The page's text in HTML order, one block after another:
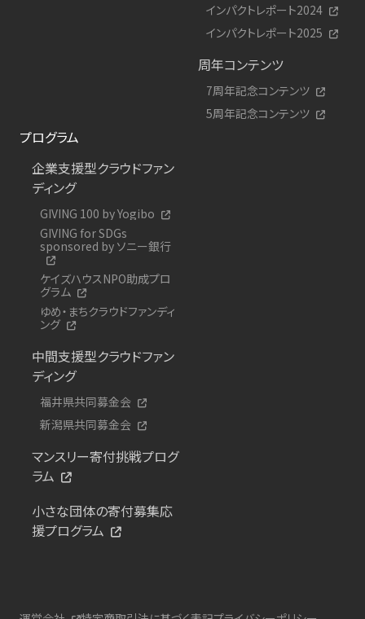
インパクトレポート2024
インパクトレポート2025
周年コンテンツ
7周年記念コンテンツ
5周年記念コンテンツ
プログラム
企業支援型クラウドファン
ディング
GIVING 100 by Yogibo
GIVING for SDGs
sponsored by ソニー銀行
ケイズハウスNPO助成プロ
グラム
ゆめ・まちクラウドファンディ
ング
中間支援型クラウドファン
ディング
福井県共同募金会
新潟県共同募金会
マンスリー寄付挑戦プログ
ラム
小さな団体の寄付募集応
援プログラム